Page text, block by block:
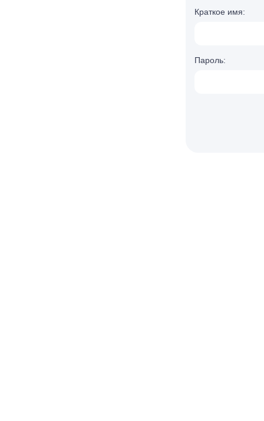
Краткое имя:
Пароль: